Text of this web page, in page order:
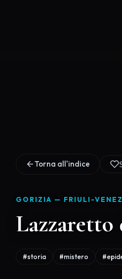
Torna all'indice
GORIZIA — FRIULI-
#storia #mistero